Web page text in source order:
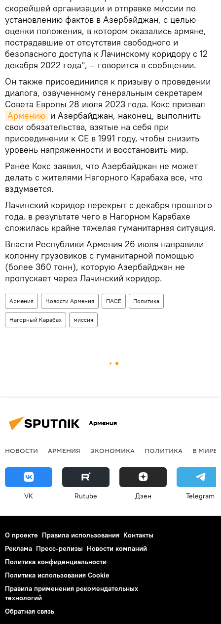
скорейшей организации и отправке миссии по
установлению фактов в Азербайджан, с целью
оценки положения, в котором оказались армяне,
пострадавшие от отсутствия свободного и
безопасного доступа к Лачинскому коридору с 12
декабря 2022 года", – говорится в сообщении.
Он также присоединился к призыву о проведении
диалога, озвученному генеральным секретарем
Совета Европы 28 июля 2023 года. Кокс призвал
Армению и Азербайджан, наконец, выполнить
свои обязательства, взятые на себя при
присоединении к СЕ в 1991 году, чтобы снизить
уровень напряженности и восстановить мир.
Ранее Кокс заявил, что Азербайджан не может
делать с жителями Нагорного Карабаха все, что
вздумается.
Лачинский коридор перекрыт с декабря прошлого
года, в результате чего в Нагорном Карабахе
сложилась крайне тяжелая гуманитарная ситуация.
Власти Республики Армения 26 июля направили
колонну грузовиков с гуманитарной помощью
(более 360 тонн), которую Азербайджан не
пропускает через Лачинский коридор.
Армения Новости Армения ПАСЕ Политика
Нагорный Карабах миссия
Армения
НОВОСТИ АРМЕНИЯ ЭКОНОМИКА ПОЛИТИКА В МИРЕ
VK Rutube Дзен Telegram
О проекте Правила использования Контакты
Реклама Пресс-релизы Новости компаний
Политика конфиденциальности
Политика использования Cookie
Правила применения рекомендательных
технологий
Обратная связь